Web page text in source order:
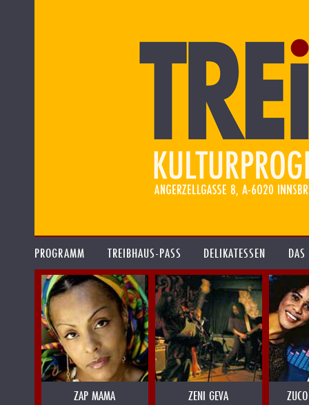
PROGRAMM TREIBHAUS-PASS DELIKATESSEN
ZAP MAMA ZENI GEVA